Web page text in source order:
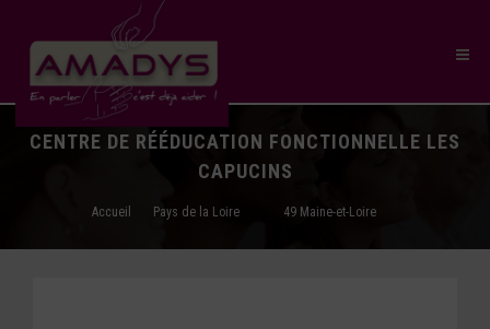
CENTRE DE RÉÉDUCATION FONCTIONNELLE LES
CAPUCINS
Accueil Pays de la Loire 49 Maine-et-Loire